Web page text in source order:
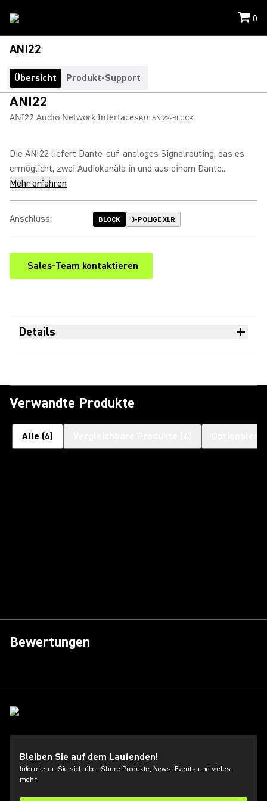
0
ANI22
Übersicht Produkt-Support
ANI22
ANI22 Audio Network InterfaceSKU: ANI22-BLOCK
Die ANI22 liefert Dante-auf-analoges Signalrouting, das es
ermöglicht, zwei Audiokanäle in und aus einem Dante...
Mehr erfahren
Anschluss: BLOCK 3-POLIGE XLR
Sales-Team kontaktieren
Details
Verwandte Produkte
Alle (6)
Bewertungen
Bleiben Sie auf dem Laufenden!
Informieren Sie sich über Shure Produkte, News, Events und vieles
mehr!